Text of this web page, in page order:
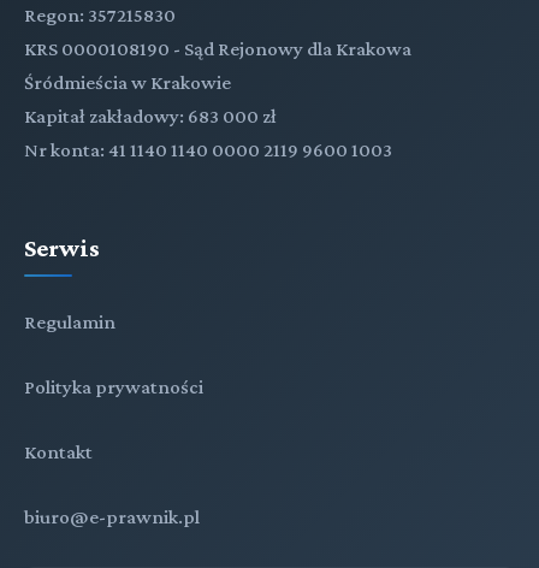
Regon: 357215830
KRS 0000108190 - Sąd Rejonowy dla Krakowa
Śródmieścia w Krakowie
Kapitał zakładowy: 683 000 zł
Nr konta: 41 1140 1140 0000 2119 9600 1003
Serwis
Regulamin
Polityka prywatności
Kontakt
biuro@e-prawnik.pl